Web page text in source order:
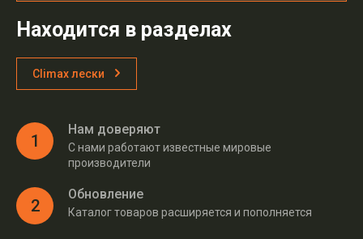
Находится в разделах
Climax лески
1
Нам доверяют
С нами работают известные мировые
производители
2
Обновление
Каталог товаров расширяется и пополняется